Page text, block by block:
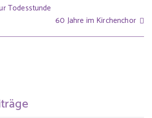
Todesstunde
60 Jahre im Kirchenchor